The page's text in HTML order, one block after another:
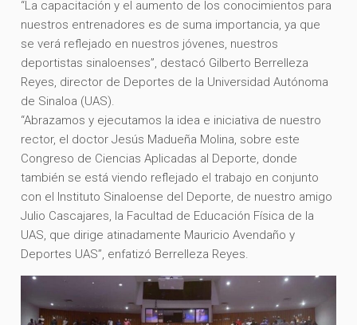
“La capacitación y el aumento de los conocimientos para
nuestros entrenadores es de suma importancia, ya que
se verá reflejado en nuestros jóvenes, nuestros
deportistas sinaloenses”, destacó Gilberto Berrelleza
Reyes, director de Deportes de la Universidad Autónoma
de Sinaloa (UAS).
“Abrazamos y ejecutamos la idea e iniciativa de nuestro
rector, el doctor Jesús Madueña Molina, sobre este
Congreso de Ciencias Aplicadas al Deporte, donde
también se está viendo reflejado el trabajo en conjunto
con el Instituto Sinaloense del Deporte, de nuestro amigo
Julio Cascajares, la Facultad de Educación Física de la
UAS, que dirige atinadamente Mauricio Avendaño y
Deportes UAS”, enfatizó Berrelleza Reyes.